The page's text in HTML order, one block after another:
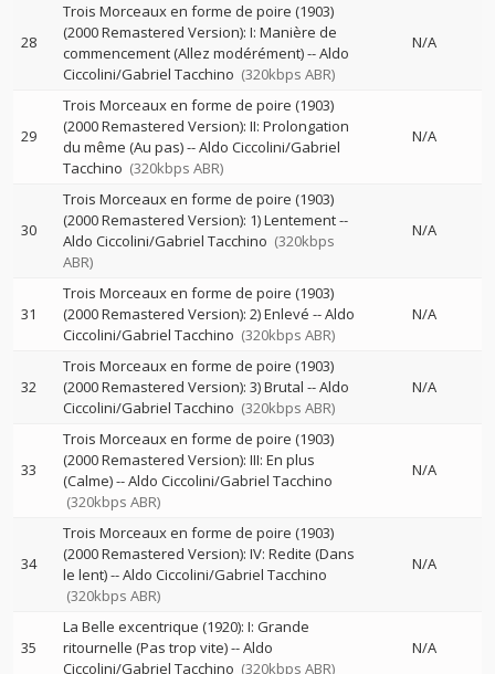
28
Trois Morceaux en forme de poire (1903)
(2000 Remastered Version): I: Manière de
commencement (Allez modérément)--Aldo
Ciccolini/Gabriel Tacchino (320kbps ABR)
N/A
29
Trois Morceaux en forme de poire (1903)
(2000 Remastered Version): II: Prolongation
du même (Au pas)--Aldo Ciccolini/Gabriel
Tacchino (320kbps ABR)
N/A
30
Trois Morceaux en forme de poire (1903)
(2000 Remastered Version): 1) Lentement--
Aldo Ciccolini/Gabriel Tacchino (320kbps
ABR)
N/A
31
Trois Morceaux en forme de poire (1903)
(2000 Remastered Version): 2) Enlevé --Aldo
Ciccolini/Gabriel Tacchino (320kbps ABR)
N/A
32
Trois Morceaux en forme de poire (1903)
(2000 Remastered Version): 3) Brutal --Aldo
Ciccolini/Gabriel Tacchino (320kbps ABR)
N/A
33
Trois Morceaux en forme de poire (1903)
(2000 Remastered Version): III: En plus
(Calme)--Aldo Ciccolini/Gabriel Tacchino
(320kbps ABR)
N/A
34
Trois Morceaux en forme de poire (1903)
(2000 Remastered Version): IV: Redite (Dans
le lent)--Aldo Ciccolini/Gabriel Tacchino
(320kbps ABR)
N/A
35
La Belle excentrique (1920): I: Grande
ritournelle (Pas trop vite)--Aldo
Ciccolini/Gabriel Tacchino (320kbps ABR)
N/A